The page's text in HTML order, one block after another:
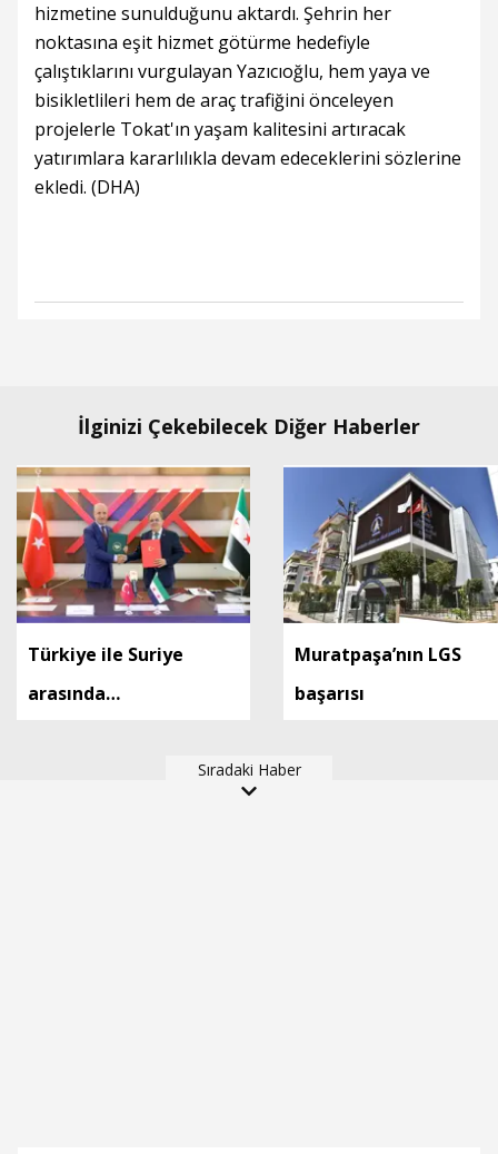
hizmetine sunulduğunu aktardı. Şehrin her
noktasına eşit hizmet götürme hedefiyle
çalıştıklarını vurgulayan Yazıcıoğlu, hem yaya ve
bisikletlileri hem de araç trafiğini önceleyen
projelerle Tokat'ın yaşam kalitesini artıracak
yatırımlara kararlılıkla devam edeceklerini sözlerine
ekledi. (DHA)
İlginizi Çekebilecek Diğer Haberler
Türkiye ile Suriye
arasında
Muratpaşa’nın LGS
başarısı
Sıradaki Haber